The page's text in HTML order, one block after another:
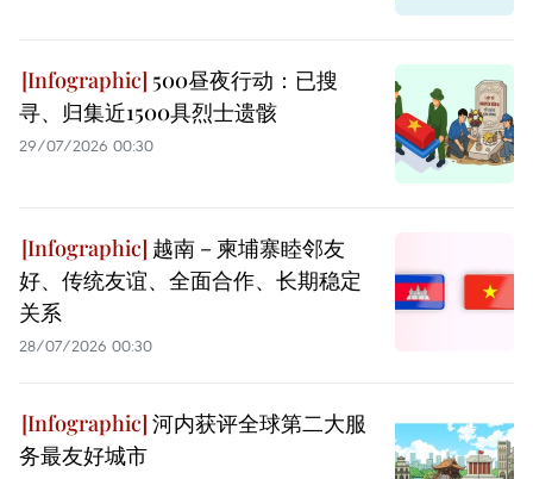
500昼夜行动：已搜
寻、归集近1500具烈士遗骸
29/07/2026 00:30
越南－柬埔寨睦邻友
好、传统友谊、全面合作、长期稳定
关系
28/07/2026 00:30
河内获评全球第二大服
务最友好城市